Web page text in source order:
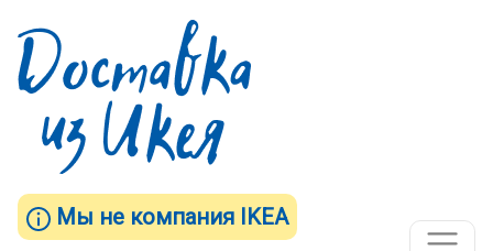
Мы не компания IKEA